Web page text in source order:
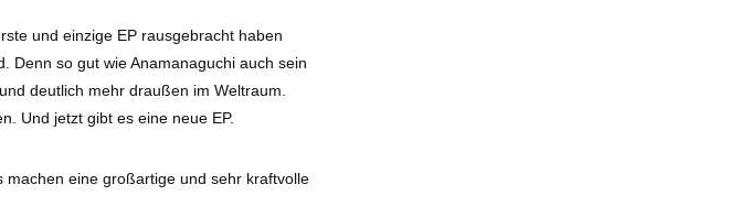
und einzige EP rausgebracht haben
Denn so gut wie Anamanaguchi auch sein
deutlich mehr draußen im Weltraum.
Und jetzt gibt es eine neue EP.
machen eine großartige und sehr kraftvolle